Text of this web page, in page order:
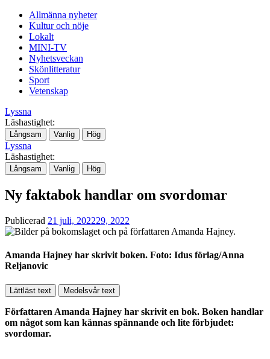
Allmänna nyheter
Kultur och nöje
Lokalt
MINI-TV
Nyhetsveckan
Skönlitteratur
Sport
Vetenskap
Lyssna
Läshastighet:
Långsam Vanlig Hög
Lyssna
Läshastighet:
Långsam Vanlig Hög
Ny faktabok handlar om svordomar
Publicerad 21 juli, 202229, 2022
Amanda Hajney har skrivit boken. Foto: Idus förlag/Anna
Reljanovic
Lättläst text Medelsvår text
Författaren Amanda Hajney har skrivit en bok. Boken handlar
om något som kan kännas spännande och lite förbjudet:
svordomar.